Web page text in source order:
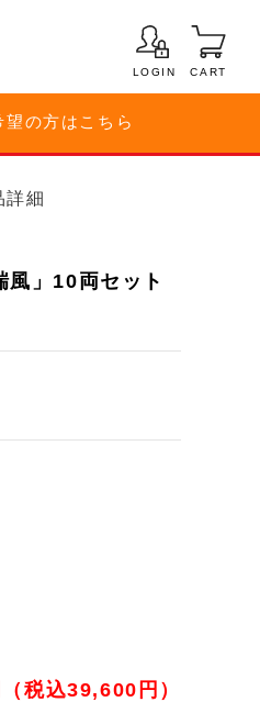
LOGIN CART
望の方はこちら
細
」10両セット
税込39,600円）